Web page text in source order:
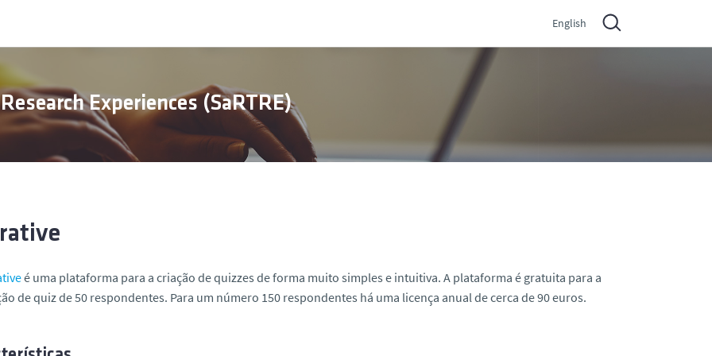
English
Experiences (SaRTRE)
é uma plataforma para a criação de quizzes de forma muito simples e intuitiva. A plataforma é gratuita para a
de quiz de 50 respondentes. Para um número 150 respondentes há uma licença anual de cerca de 90 euros.